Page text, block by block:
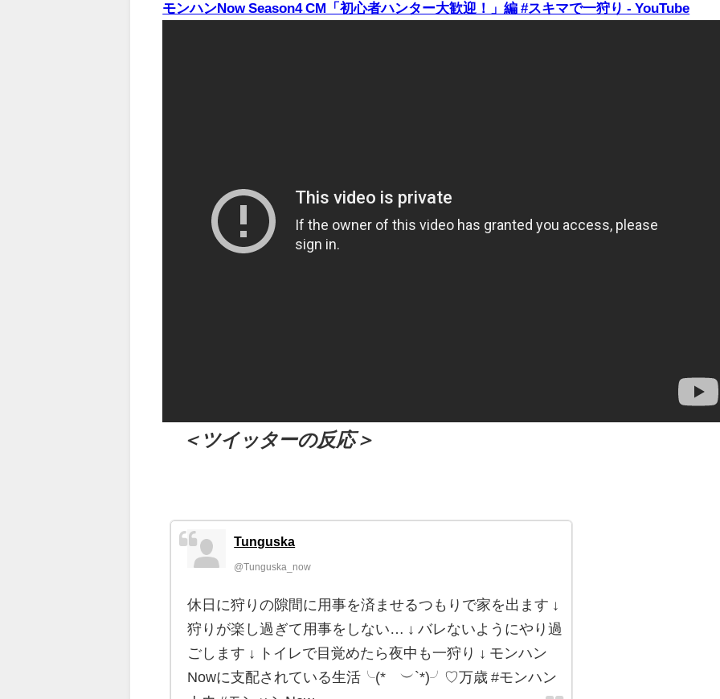
モンハンNow Season4 CM「初心者ハンター大歓迎！」編 #スキマで一狩り - YouTube
＜ツイッターの反応＞
Tunguska
@Tunguska_now
休日に狩りの隙間に用事を済ませるつもりで家を出ます ↓
狩りが楽し過ぎて用事をしない… ↓ バレないようにやり過
ごします ↓ トイレで目覚めたら夜中も一狩り ↓ モンハン
Nowに支配されている生活╰(*´︶`*)╯♡万歳 #モンハン